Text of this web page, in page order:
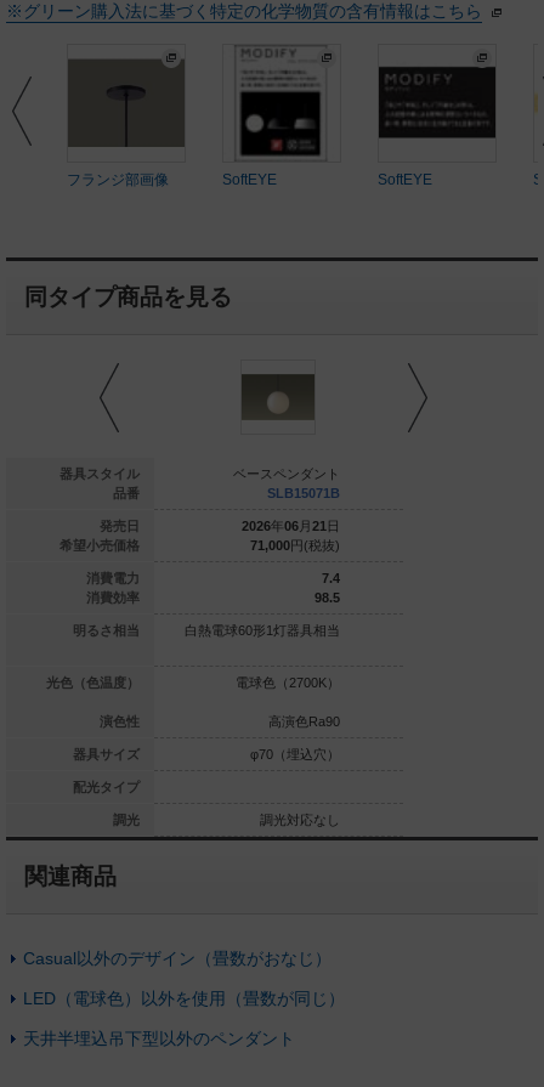
※グリーン購入法に基づく特定の化学物質の含有情報はこちら
フランジ部画像 SoftEYE SoftEYE
同タイプ商品を見る
器具スタイル
品番
発売日
希望小売価格
消費電力
消費効率
明るさ相当
光色（色温度）
演色性
器具サイズ
配光タイプ
調光
スペンダント
円(税抜)
6.5
95.3
形1灯器具相当
|電球色（270
φ70（埋込穴）
拡散タイプ
ベースペンダント
SLB15071B
2026年06 月 21 日
71,000円(税抜)
7.4
98.5
白熱電球60形1灯器具相当
電球色（2700K）
高演色Ra90
φ70（埋込穴）
調光対応なし
関連商品
Casual以外のデザイン（畳数がおなじ）
LED（電球色）以外を使用（畳数が同じ）
天井半埋込吊下型以外のペンダント